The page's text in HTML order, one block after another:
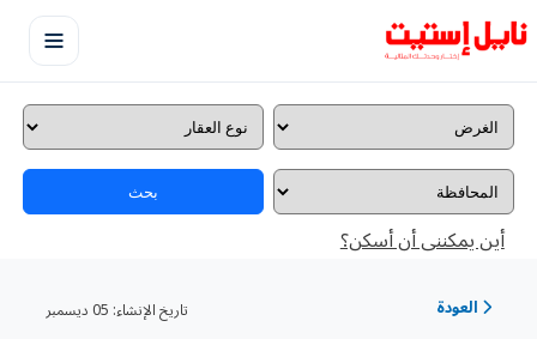
بحث
أين يمكننى أن أسكن؟
العودة تاريخ الإنشاء: